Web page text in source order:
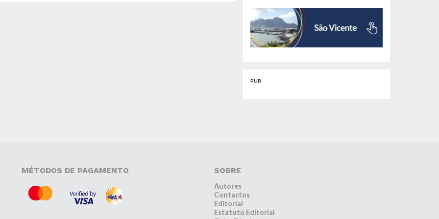
PUB
MÉTODOS DE PAGAMENTO SOBRE
Autores
Contactos
Editorial
Estatuto Editorial